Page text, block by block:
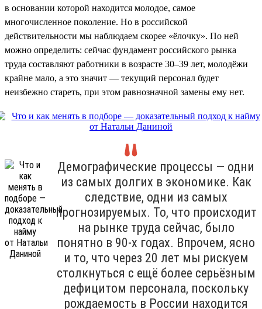
в основании которой находится молодое, самое
многочисленное поколение. Но в российской
действительности мы наблюдаем скорее «ёлочку». По ней
можно определить: сейчас фундамент российского рынка
труда составляют работники в возрасте 30–39 лет, молодёжи
крайне мало, а это значит — текущий персонал будет
неизбежно стареть, при этом равнозначной замены ему нет.
Демографические процессы — одни
из самых долгих в экономике. Как
следствие, одни из самых
прогнозируемых. То, что происходит
на рынке труда сейчас, было
понятно в 90-х годах. Впрочем, ясно
и то, что через 20 лет мы рискуем
столкнуться с ещё более серьёзным
дефицитом персонала, поскольку
рождаемость в России находится